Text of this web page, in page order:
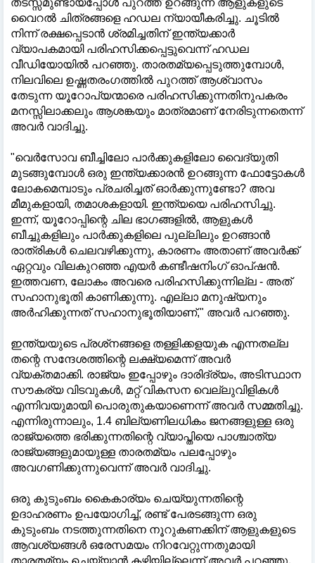
വൈറൽ ചിത്രങ്ങളെ ഹഡല ന്യായീകരിച്ചു. ചൂടിൽ
നിന്ന് രക്ഷപ്പെടാൻ ശ്രമിച്ചതിന് ഇന്ത്യക്കാർ
വ്യാപകമായി പരിഹസിക്കപ്പെട്ടുവെന്ന് ഹഡല
വീഡിയോയിൽ പറഞ്ഞു. താരതമ്യപ്പെടുത്തുമ്പോൾ,
നിലവിലെ ഉഷ്ണതരംഗത്തിൽ പുറത്ത് ആശ്വാസം
തേടുന്ന യൂറോപ്യന്മാരെ പരിഹസിക്കുന്നതിനുപകരം
മനസ്സിലാക്കലും ആശങ്കയും മാത്രമാണ് നേരിടുന്നതെന്ന്
അവർ വാദിച്ചു.
"വെർസോവ ബീച്ചിലോ പാർക്കുകളിലോ വൈദ്യുതി
മുടങ്ങുമ്പോൾ ഒരു ഇന്ത്യക്കാരൻ ഉറങ്ങുന്ന ഫോട്ടോകൾ
ലോകമെമ്പാടും പ്രചരിച്ചത് ഓർക്കുന്നുണ്ടോ? അവ
മീമുകളായി, തമാശകളായി. ഇന്ത്യയെ പരിഹസിച്ചു.
ഇന്ന്, യൂറോപ്പിന്റെ ചില ഭാഗങ്ങളിൽ, ആളുകൾ
ബീച്ചുകളിലും പാർക്കുകളിലെ പുല്ലിലും ഉറങ്ങാൻ
രാത്രികൾ ചെലവഴിക്കുന്നു, കാരണം അതാണ് അവർക്ക്
ഏറ്റവും വിലകുറഞ്ഞ എയർ കണ്ടീഷനിംഗ് ഓപ്ഷൻ.
ഇത്തവണ, ലോകം അവരെ പരിഹസിക്കുന്നില്ല - അത്
സഹാനുഭൂതി കാണിക്കുന്നു. എല്ലാ മനുഷ്യനും
അർഹിക്കുന്നത് സഹാനുഭൂതിയാണ്," അവർ പറഞ്ഞു.
ഇന്ത്യയുടെ പ്രശ്‌നങ്ങളെ തള്ളിക്കളയുക എന്നതല്ല
തന്റെ സന്ദേശത്തിന്റെ ലക്ഷ്യമെന്ന് അവർ
വ്യക്തമാക്കി. രാജ്യം ഇപ്പോഴും ദാരിദ്ര്യം, അടിസ്ഥാന
സൗകര്യ വിടവുകൾ, മറ്റ് വികസന വെല്ലുവിളികൾ
എന്നിവയുമായി പൊരുതുകയാണെന്ന് അവർ സമ്മതിച്ചു.
എന്നിരുന്നാലും, 1.4 ബില്യണിലധികം ജനങ്ങളുള്ള ഒരു
രാജ്യത്തെ ഭരിക്കുന്നതിന്റെ വ്യാപ്തിയെ പാശ്ചാത്യ
രാജ്യങ്ങളുമായുള്ള താരതമ്യം പലപ്പോഴും
അവഗണിക്കുന്നുവെന്ന് അവർ വാദിച്ചു.
ഒരു കുടുംബം കൈകാര്യം ചെയ്യുന്നതിന്റെ
ഉദാഹരണം ഉപയോഗിച്ച്, രണ്ട് പേരടങ്ങുന്ന ഒരു
കുടുംബം നടത്തുന്നതിനെ നൂറുകണക്കിന് ആളുകളുടെ
ആവശ്യങ്ങൾ ഒരേസമയം നിറവേറ്റുന്നതുമായി
താരതമ്യം ചെയ്യാൻ കഴിയില്ലെന്ന് അവർ പറഞ്ഞു.